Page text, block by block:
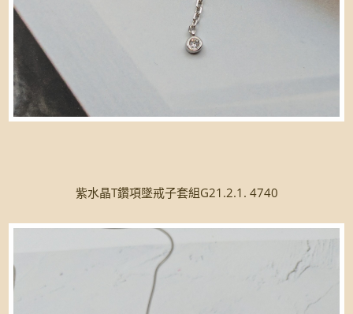
紫水晶T鑽項墜戒子套組G21.2.1. 4740